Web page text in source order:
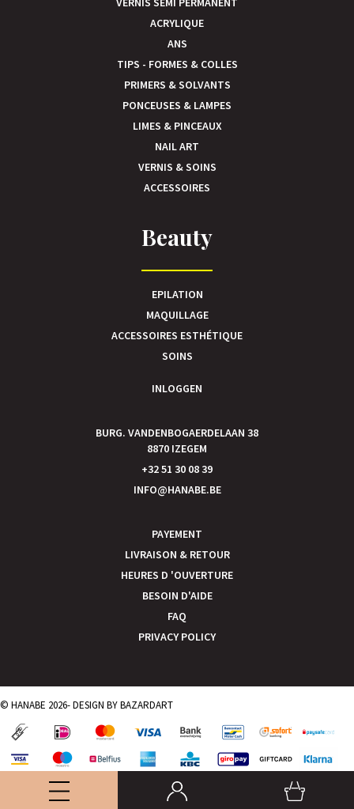
ACRYLIQUE
ANS
TIPS - FORMES & COLLES
PRIMERS & SOLVANTS
PONCEUSES & LAMPES
LIMES & PINCEAUX
NAIL ART
VERNIS & SOINS
ACCESSOIRES
Beauty
EPILATION
MAQUILLAGE
ACCESSOIRES ESTHÉTIQUE
SOINS
INLOGGEN
BURG. VANDENBOGAERDELAAN 38
8870 IZEGEM
+32 51 30 08 39
INFO@HANABE.BE
PAYEMENT
LIVRAISON & RETOUR
HEURES D 'OUVERTURE
BESOIN D'AIDE
FAQ
PRIVACY POLICY
© HANABE 2026- DESIGN BYBAZARDART